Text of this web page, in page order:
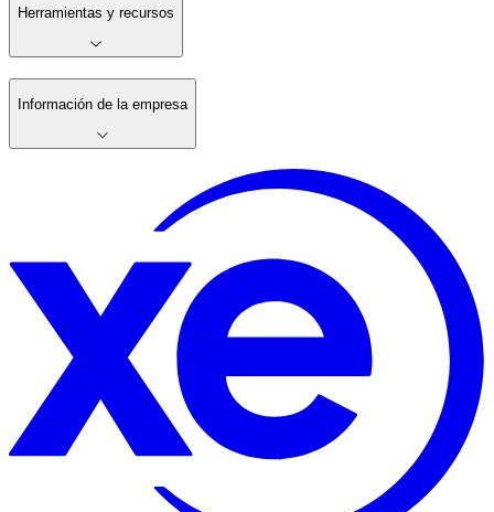
Herramientas y recursos
Información de la empresa